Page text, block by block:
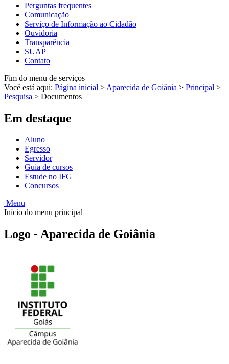
Perguntas frequentes
Comunicação
Serviço de Informação ao Cidadão
Ouvidoria
Transparência
SUAP
Contato
Fim do menu de serviços
Você está aqui: Página inicial > Aparecida de Goiânia > Principal >
Pesquisa > Documentos
Em destaque
Aluno
Egresso
Servidor
Guia de cursos
Estude no IFG
Concursos
Menu
Início do menu principal
Logo - Aparecida de Goiânia